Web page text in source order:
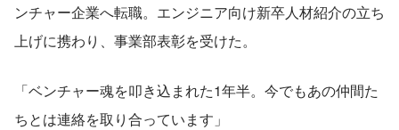
ンチャー企業へ転職。エンジニア向け新卒人材紹介の立ち
上げに携わり、事業部表彰を受けた。
「ベンチャー魂を叩き込まれた1年半。今でもあの仲間た
ちとは連絡を取り合っています」